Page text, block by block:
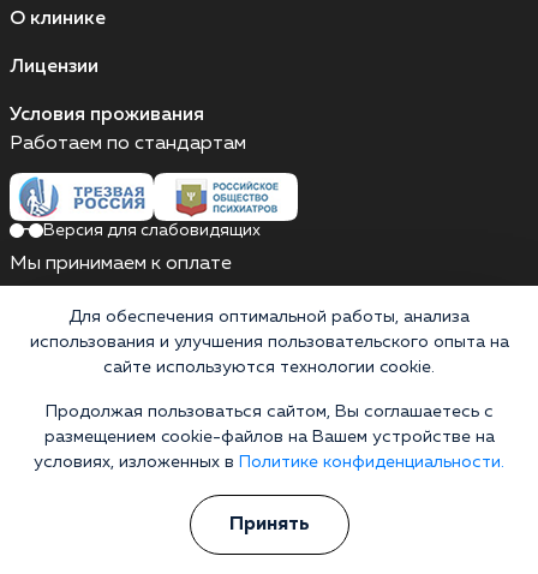
О клинике
Лицензии
Условия проживания
Выездные бригады работают круглосуточно
Россия, Краснодарский край, Динской район,
Выездные бригады работают круглосуточно
Горячая линия 24/7
Работаем по стандартам
Версия для слабовидящих
Мы принимаем к оплате
Карты МИР Наличные
Для обеспечения оптимальной работы, анализа
использования и улучшения пользовательского опыта на
сайте используются технологии cookie.
Продолжая пользоваться сайтом, Вы соглашаетесь с
размещением cookie-файлов на Вашем устройстве на
условиях, изложенных в
Политике конфиденциальности.
Принять